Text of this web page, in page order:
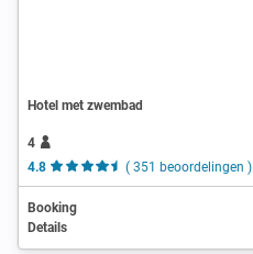
Hotel met zwembad
4
4.8
( 351 beoordelingen )
Booking
Details